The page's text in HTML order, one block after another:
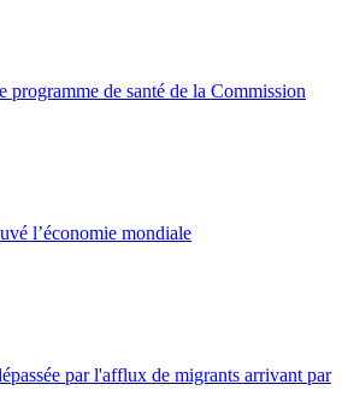
programme de santé de la Commission
l’économie mondiale
par l'afflux de migrants arrivant par